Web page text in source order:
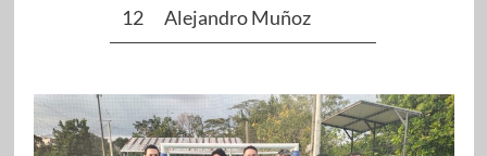
12 Alejandro Muñoz